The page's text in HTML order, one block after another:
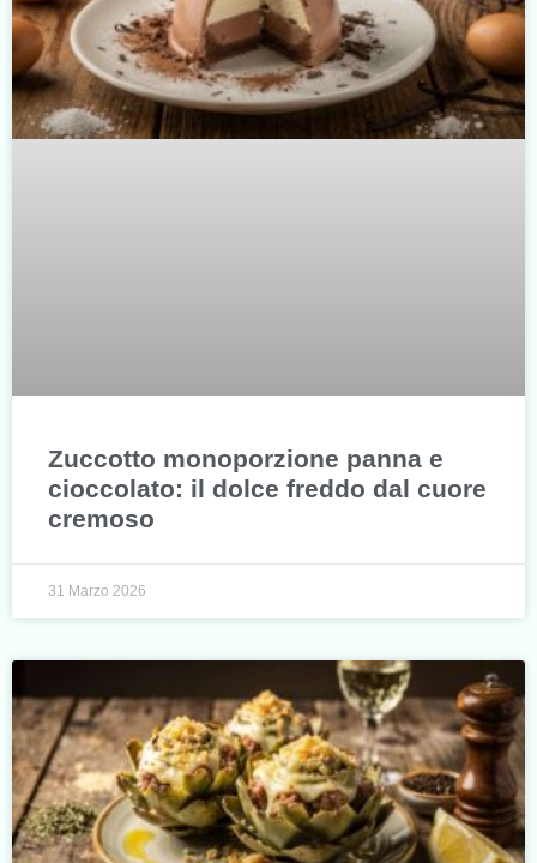
Zuccotto monoporzione panna e
cioccolato: il dolce freddo dal cuore
cremoso
31 Marzo 2026